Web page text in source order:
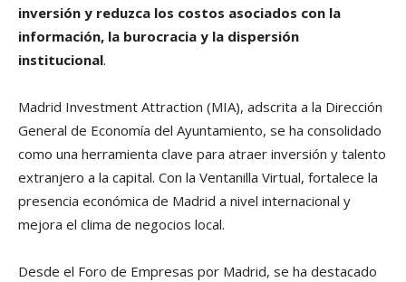
inversión y reduzca los costos asociados con la
información, la burocracia y la dispersión
institucional.
Madrid Investment Attraction (MIA), adscrita a la Dirección
General de Economía del Ayuntamiento, se ha consolidado
como una herramienta clave para atraer inversión y talento
extranjero a la capital. Con la Ventanilla Virtual, fortalece la
presencia económica de Madrid a nivel internacional y
mejora el clima de negocios local.
Desde el Foro de Empresas por Madrid, se ha destacado